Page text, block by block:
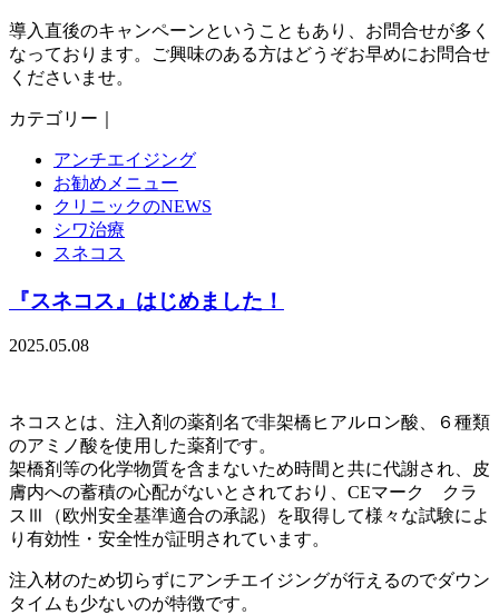
導入直後のキャンペーンということもあり、お問合せが多く
なっております。ご興味のある方はどうぞお早めにお問合せ
くださいませ。
カテゴリー｜
アンチエイジング
お勧めメニュー
クリニックのNEWS
シワ治療
スネコス
『スネコス』はじめました！
2025.05.08
ネコスとは、注入剤の薬剤名で非架橋ヒアルロン酸、６種類
のアミノ酸を使用した薬剤です。
架橋剤等の化学物質を含まないため時間と共に代謝され、皮
膚内への蓄積の心配がないとされており、CEマーク クラ
スⅢ（欧州安全基準適合の承認）を取得して様々な試験によ
り有効性・安全性が証明されています。
注入材のため切らずにアンチエイジングが行えるのでダウン
タイムも少ないのが特徴です。